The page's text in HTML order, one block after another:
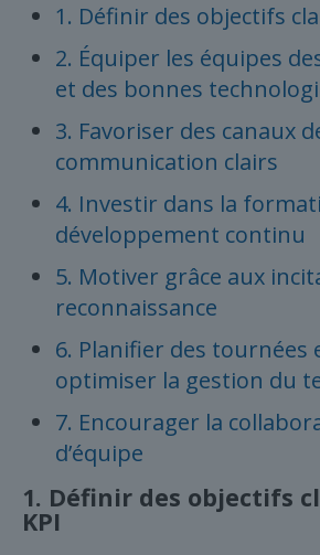
1. Définir des objectifs
2. Équiper les équipes
et des bonnes
3. Favoriser des canaux
communication clairs
4. Investir dans la
développement continu
5. Motiver grâce aux
reconnaissance
6. Planifier des tournées
optimiser la gestion du
7. Encourager la
d’équipe
1. Définir des objectifs
KPI